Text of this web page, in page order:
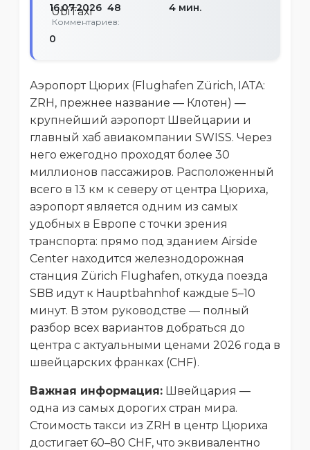
16.07.2026 48 4 мин.
Комментариев:
0
Аэропорт Цюрих (Flughafen Zürich, IATA:
ZRH, прежнее название — Клотен) —
крупнейший аэропорт Швейцарии и
главный хаб авиакомпании SWISS. Через
него ежегодно проходят более 30
миллионов пассажиров. Расположенный
всего в 13 км к северу от центра Цюриха,
аэропорт является одним из самых
удобных в Европе с точки зрения
транспорта: прямо под зданием Airside
Center находится железнодорожная
станция Zürich Flughafen, откуда поезда
SBB идут к Hauptbahnhof каждые 5–10
минут. В этом руководстве — полный
разбор всех вариантов добраться до
центра с актуальными ценами 2026 года в
швейцарских франках (CHF).
Важная информация: Швейцария —
одна из самых дорогих стран мира.
Стоимость такси из ZRH в центр Цюриха
достигает 60–80 CHF, что эквивалентно